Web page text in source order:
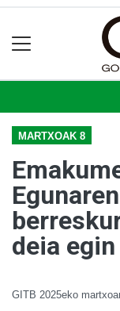
MARTXOAK 8
deia
GITB 2025eko